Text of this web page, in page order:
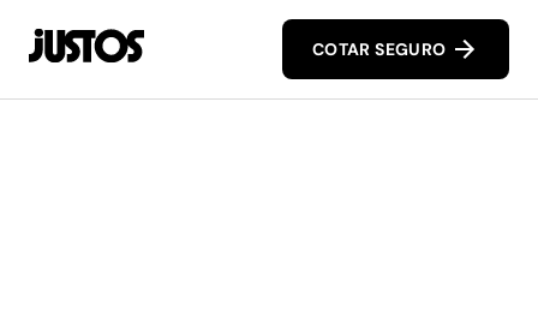
COTAR SEGURO